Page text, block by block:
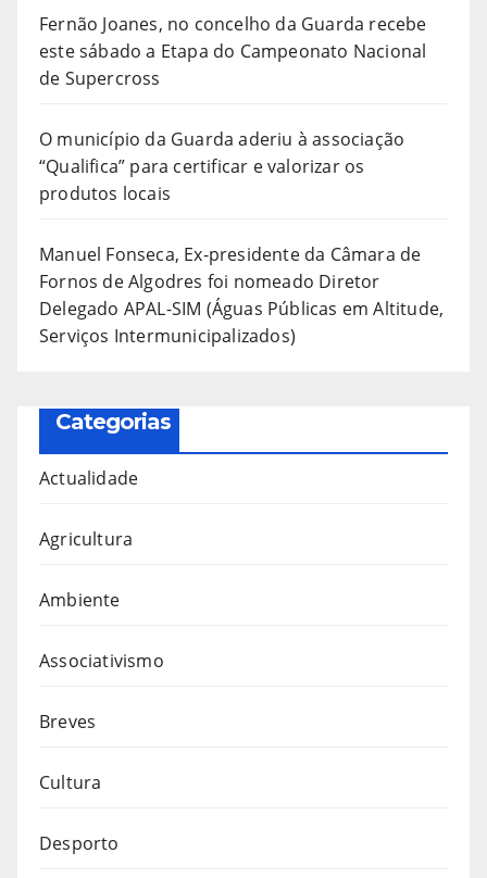
Fernão Joanes, no concelho da Guarda recebe
este sábado a Etapa do Campeonato Nacional
de Supercross
O município da Guarda aderiu à associação
“Qualifica” para certificar e valorizar os
produtos locais
Manuel Fonseca, Ex-presidente da Câmara de
Fornos de Algodres foi nomeado Diretor
Delegado APAL-SIM (Águas Públicas em Altitude,
Serviços Intermunicipalizados)
Categorias
Actualidade
Agricultura
Ambiente
Associativismo
Breves
Cultura
Desporto